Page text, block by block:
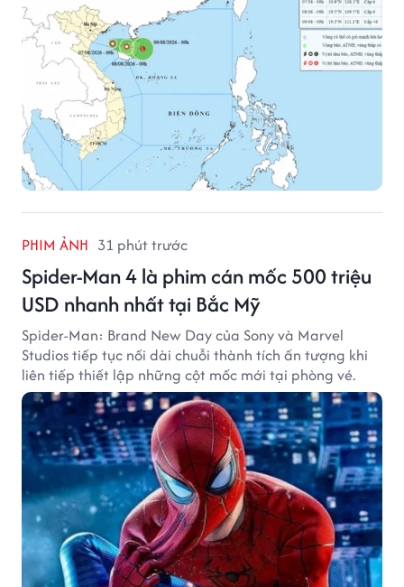
PHIM ẢNH 31 phút trước
Spider-Man 4 là phim cán mốc 500 triệu
USD nhanh nhất tại Bắc Mỹ
Spider-Man: Brand New Day của Sony và Marvel
Studios tiếp tục nối dài chuỗi thành tích ấn tượng khi
liên tiếp thiết lập những cột mốc mới tại phòng vé.